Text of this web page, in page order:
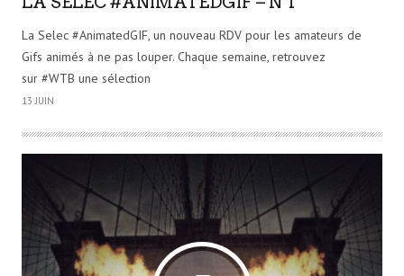
La Selec #AnimatedGIF, un nouveau RDV pour les amateurs de
Gifs animés à ne pas louper. Chaque semaine, retrouvez
sur #WTB une sélection
13 JUIN